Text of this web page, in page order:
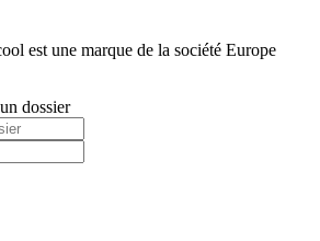
est une marque de la société Europe
dossier